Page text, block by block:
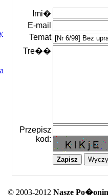
Imi�
E-mail
Temat
Tre��
Przepisz
kod:
© 2003-2012 Nasze